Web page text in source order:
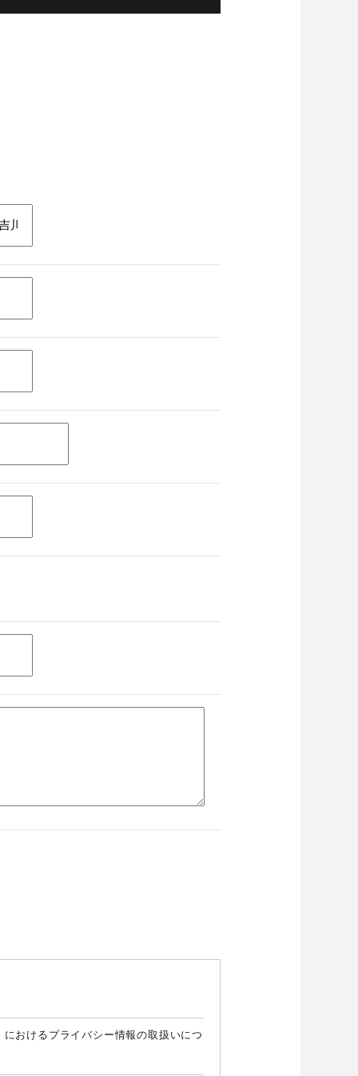
おけるプライバシー情報の取扱いにつ